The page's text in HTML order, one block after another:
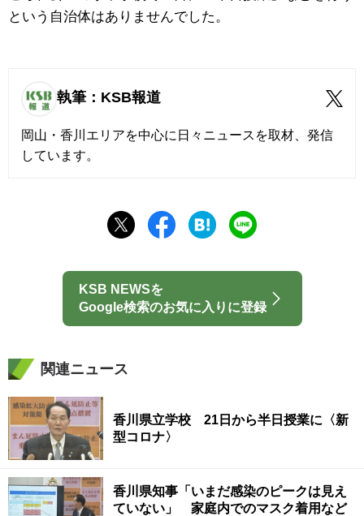
という自治体はありませんでした。
執筆：KSB報道
岡山・香川エリアを中心に日々ニュースを取材、発信
しています。
KSB NEWSを
Google検索のお気に入りに登録
関連ニュース
香川県立学校 21日から半日授業に〈新
型コロナ〉
香川県知事「いまだ感染のピークは見え
ていない」 家庭内でのマスク着用など